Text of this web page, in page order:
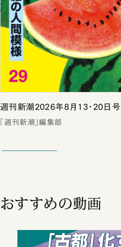
週刊新潮2026年8月13・20日号
「週刊新潮」編集部
おすすめの動画